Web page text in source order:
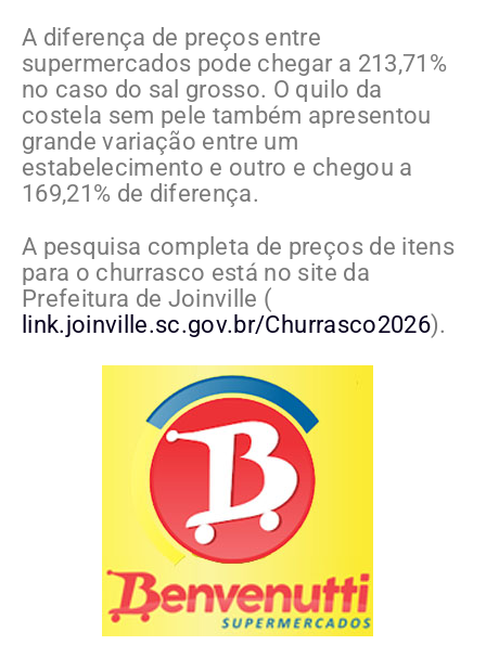
A diferença de preços entre
supermercados pode chegar a 213,71%
no caso do sal grosso. O quilo da
costela sem pele também apresentou
grande variação entre um
estabelecimento e outro e chegou a
169,21% de diferença.
A pesquisa completa de preços de itens
para o churrasco está no site da
Prefeitura de Joinville (
link.joinville.sc.gov.br/Churrasco2026).